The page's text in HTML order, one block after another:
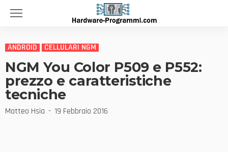
ANDROID CELLULARI NGM
NGM You Color P509 e P552:
prezzo e caratteristiche
tecniche
Matteo Hsia 19 Febbraio 2016